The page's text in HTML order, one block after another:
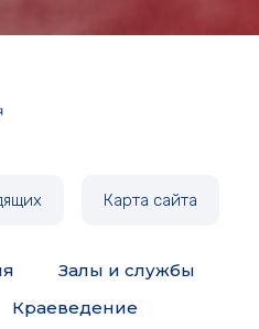
Карта сайта
Залы и службы
Краеведение